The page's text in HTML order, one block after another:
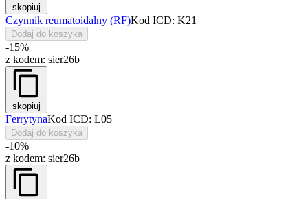
skopiuj
Czynnik reumatoidalny (RF)Kod ICD: K21
Dodaj do koszyka
-15%
z kodem: sier26b
skopiuj
FerrytynaKod ICD: L05
Dodaj do koszyka
-10%
z kodem: sier26b